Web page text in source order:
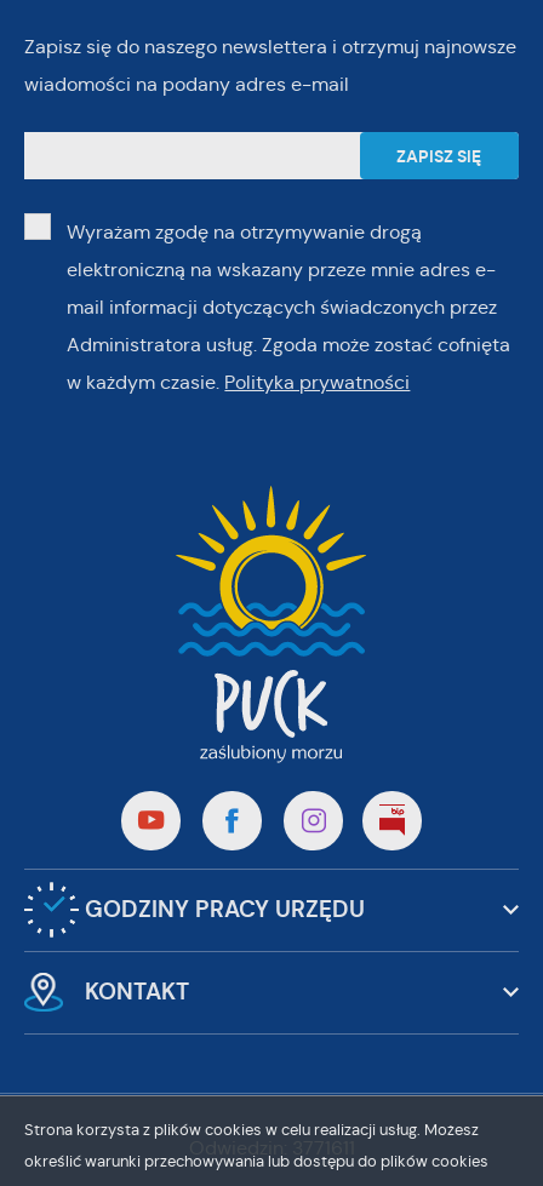
Zapisz się do naszego newslettera i otrzymuj najnowsze
wiadomości na podany adres e-mail
Wyrażam zgodę na otrzymywanie drogą
elektroniczną na wskazany przeze mnie adres e-
mail informacji dotyczących świadczonych przez
Administratora usług. Zgoda może zostać cofnięta
w każdym czasie. Polityka prywatności
GODZINY PRACY URZĘDU
KONTAKT
Strona korzysta z plików cookies w celu realizacji usług. Możesz
określić warunki przechowywania lub dostępu do plików cookies